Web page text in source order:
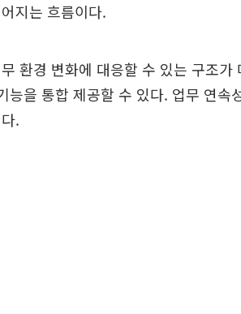
지는 흐름이다.
환경 변화에 대응할 수 있는 구조가
능을 통합 제공할 수 있다. 업무 연속
.